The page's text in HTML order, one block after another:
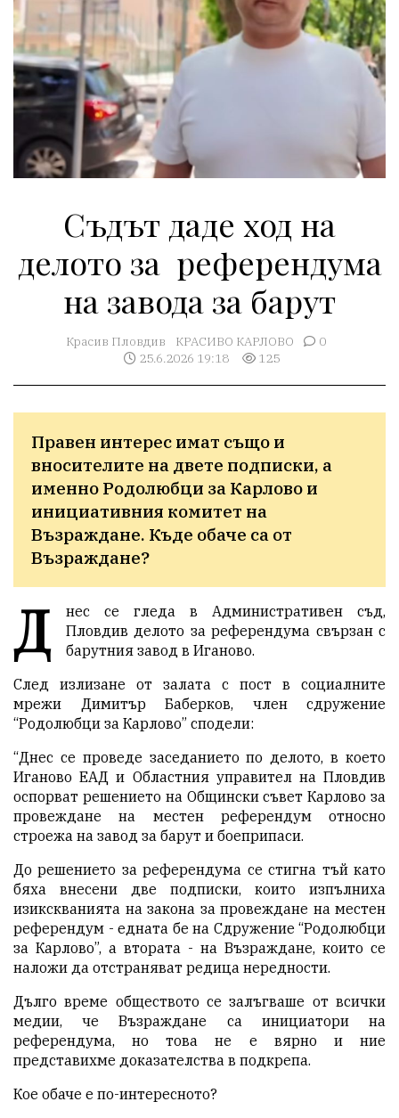
Съдът даде ход на
делото за референдума
на завода за барут
Красив Пловдив КРАСИВО КАРЛОВО
0
25.6.2026 19:18
125
Правен интерес имат също и
вносителите на двете подписки, а
именно Родолюбци за Карлово и
инициативния комитет на
Възраждане. Къде обаче са от
Възраждане?
Д
нес се гледа в Административен съд,
Пловдив делото за референдума свързан с
барутния завод в Иганово.
След излизане от залата с пост в социалните
мрежи Димитър Баберков, член сдружение
“Родолюбци за Карлово” сподели:
“Днес се проведе заседанието по делото, в което
Иганово ЕАД и Областния управител на Пловдив
оспорват решението на Общински съвет Карлово за
провеждане на местен референдум относно
строежа на завод за барут и боеприпаси.
До решението за референдума се стигна тъй като
бяха внесени две подписки, които изпълниха
изикскванията на закона за провеждане на местен
референдум - едната бе на Сдружение “Родолюбци
за Карлово”, а втората - на Възраждане, които се
наложи да отстраняват редица нередности.
Дълго време обществото се залъгваше от всички
медии, че Възраждане са инициатори на
референдума, но това не е вярно и ние
представихме доказателства в подкрепа.
Кое обаче е по-интересното?